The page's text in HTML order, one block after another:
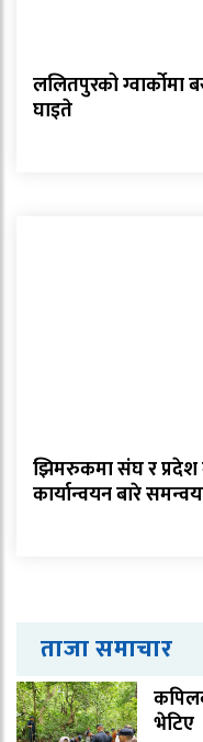
ललितपुरको ग्वार्कोमा
घाइते
झिमरुकमा संघ र प्रदेश
कार्यान्वयन बारे
ताजा समाचार
भेटिए